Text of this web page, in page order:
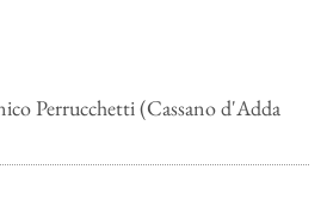
Perrucchetti (Cassano d'Adda